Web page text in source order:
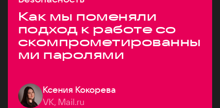
Как мы поменяли
подход к работе со
скомпрометированны
ми паролями
Ксения Кокорева
VK, Mail.ru